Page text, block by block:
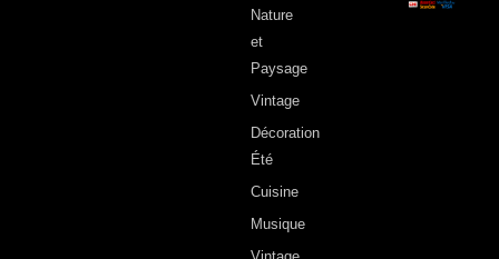
Nature
et
Paysage
Vintage
Décoration
Été
Cuisine
Musique